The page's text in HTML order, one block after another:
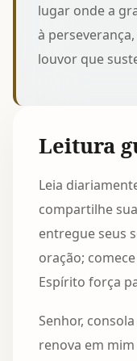
lugar onde a
à
louvor que
Leitura
Leia
compartilhe
entregue seus
oração;
Espírito força
Senhor,
renova em mim